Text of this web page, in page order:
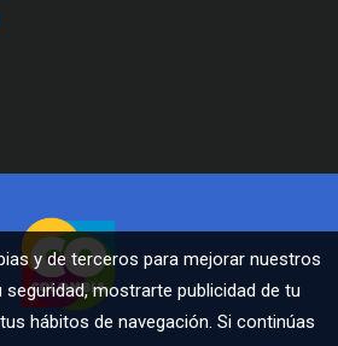
y de terceros para mejorar nuestros
mostrarte publicidad de tu
hábitos de navegación. Si continúas